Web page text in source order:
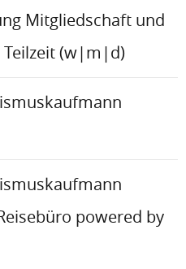
Mitgliedschaft und
Teilzeit (w|m|d)
powered by